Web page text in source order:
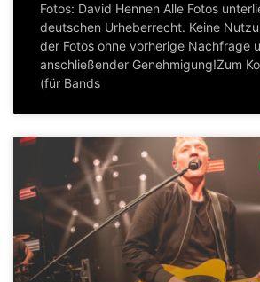
Fotos: David Hennen Alle Fotos
deutschen Urheberrecht. Keine
der Fotos ohne vorherige Nachfrage
anschließender Genehmigung!Zum
(für Bands